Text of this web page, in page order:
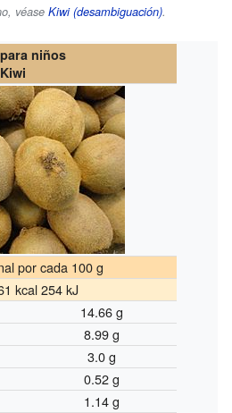
véase Kiwi (desambiguación).
niños
Kiwi
por cada 100 g
kcal 254 kJ
14.66 g
8.99 g
3.0 g
0.52 g
1.14 g